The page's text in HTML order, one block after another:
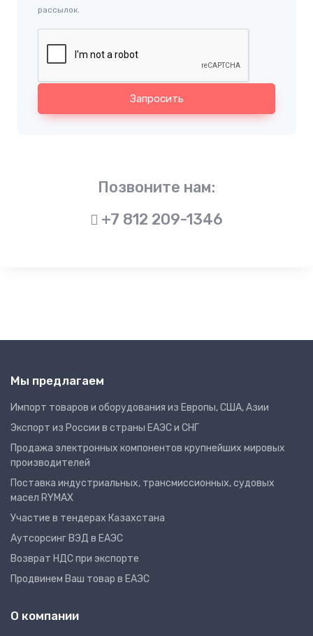
рассылок.
Запросить
Позвоните нам:
+7 812 209-1346
Мы предлагаем
Импорт товаров и оборудования из Европы, США, Азии
Экспорт из России в страны ЕАЭС и СНГ
Продажа электронных компонентов крупнейших мировых
производителей
Поставка индустриальных, трансмиссионных, судовых
масел RYMAX
Участие в тендерах Казахстана
Аутсорсинг ВЭД в ЕАЭС
Возврат НДС при экспорте
Продвинем Ваш товар в ЕАЭС
О компании